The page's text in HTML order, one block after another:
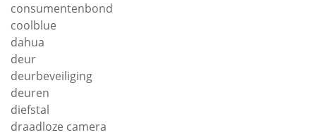
consumentenbond
coolblue
dahua
deur
deurbeveiliging
deuren
diefstal
draadloze camera